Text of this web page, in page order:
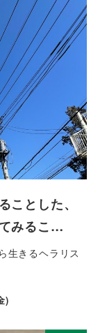
ことした、
みるこ…
生きるヘラリス
)